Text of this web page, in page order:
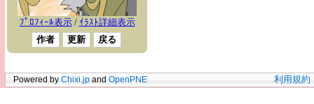
Powered by Chixi.jp and OpenPNE 利用規約